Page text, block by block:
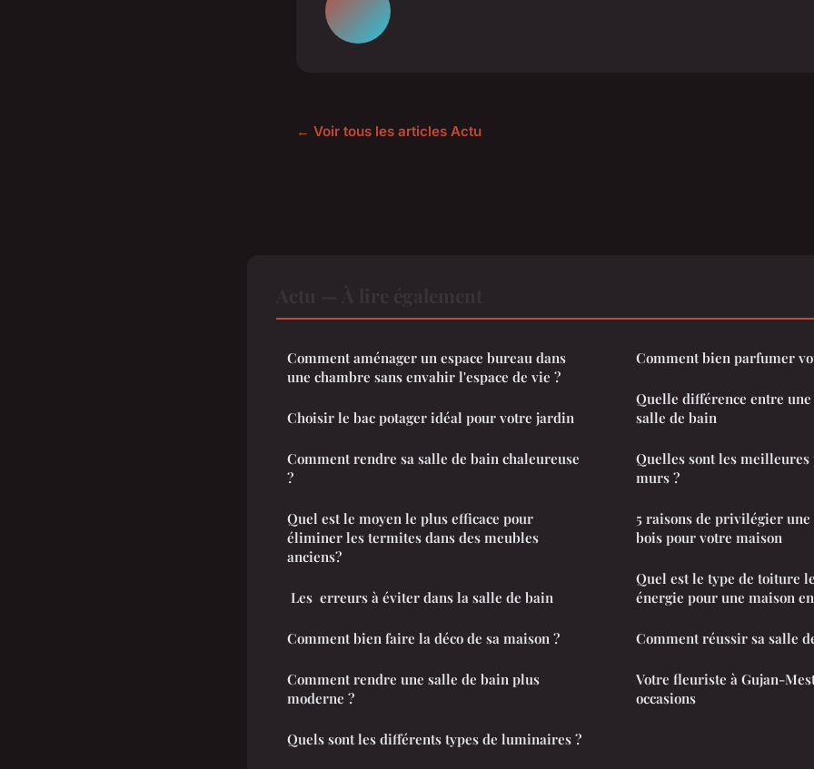
← Voir tous les articles Actu
Comment aménager un espace bureau dans
une chambre sans envahir l'espace de vie ?
Choisir le bac potager idéal pour votre jardin
Comment rendre sa salle de bain chaleureuse
?
Quel est le moyen le plus efficace pour
éliminer les termites dans des meubles
anciens?
Les erreurs à éviter dans la salle de bain
Comment bien faire la déco de sa maison ?
Comment rendre une salle de bain plus
moderne ?
Quels sont les différents types de luminaires ?
Comment bien parfumer
Quelle différence entre une
salle de bain
Quelles sont les
murs ?
5 raisons de privilégier
bois pour votre maison
Quel est le type de toiture
énergie pour une maison
Comment réussir sa salle
Votre fleuriste à Gujan-
occasions